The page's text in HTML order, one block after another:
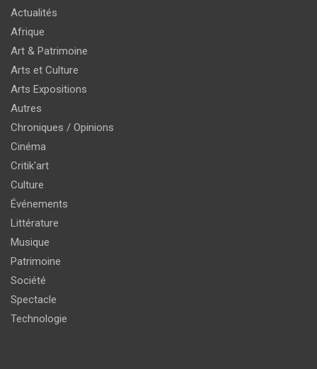
Actualités
Afrique
Art & Patrimoine
Arts et Culture
Arts Expositions
Autres
Chroniques / Opinions
Cinéma
Critik'art
Culture
Événements
Littérature
Musique
Patrimoine
Société
Spectacle
Technologie